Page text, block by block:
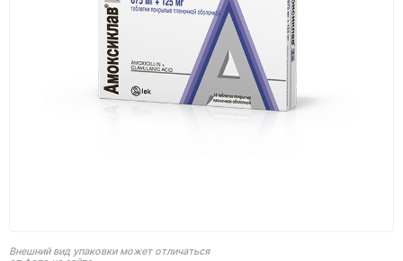
Внешний вид упаковки может отличаться